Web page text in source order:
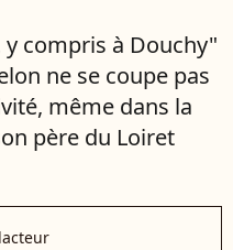
y compris à Douchy"
ne se coupe pas
même dans la
père du Loiret